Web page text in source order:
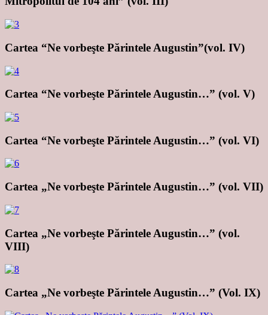
Cartea “Ne vorbeşte Părintele Augustin”(vol. IV)
Cartea “Ne vorbeşte Părintele Augustin…” (vol. V)
Cartea “Ne vorbeşte Părintele Augustin…” (vol. VI)
Cartea „Ne vorbeşte Părintele Augustin…” (vol. VII)
Cartea „Ne vorbeşte Părintele Augustin…” (vol.
VIII)
Cartea „Ne vorbeşte Părintele Augustin…” (Vol. IX)